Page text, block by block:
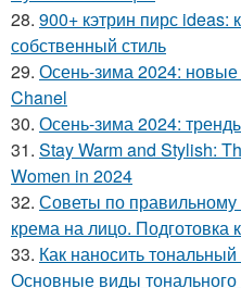
28. 900+ кэтрин пирс ideas:
собственный стиль
29. Осень-зима 2024: новые
Chanel
30. Осень-зима 2024:
31. Stay Warm and Stylish:
Women in 2024
32. Советы по
крема на лицо. Подготовка
33. Как наносить
Основные виды